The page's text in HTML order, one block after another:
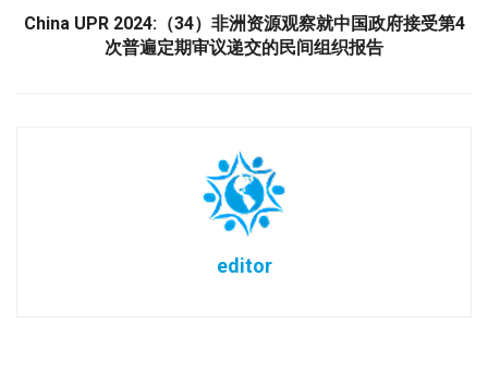
China UPR 2024:（34）非洲资源观察就中国政府接受第4
次普遍定期审议递交的民间组织报告
editor